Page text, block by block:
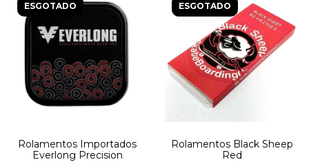
ESGOTADO
Rolamentos Importados
Everlong Precision
ESGOTADO
Rolamentos Black Sheep
Red